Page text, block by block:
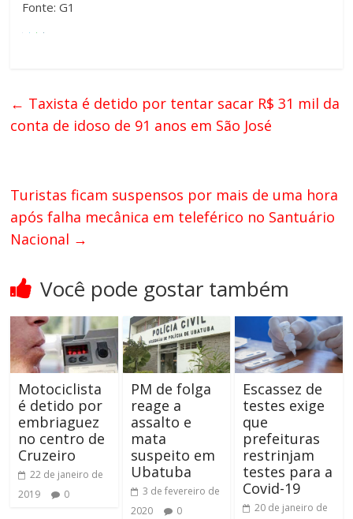
Fonte: G1
← Taxista é detido por tentar sacar R$ 31 mil da
conta de idoso de 91 anos em São José
Turistas ficam suspensos por mais de uma hora
após falha mecânica em teleférico no Santuário
Nacional →
Você pode gostar também
Motociclista
é detido por
embriaguez
no centro de
Cruzeiro
22 de janeiro de
2019
0
PM de folga
reage a
assalto e
mata
suspeito em
Ubatuba
3 de fevereiro de
2020
0
Escassez de
testes exige
que
prefeituras
restrinjam
testes para a
Covid-19
20 de janeiro de